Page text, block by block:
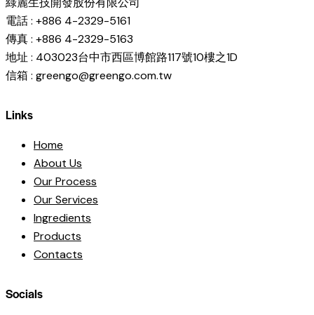
電話 : +886 4-2329-5161
傳真 : +886 4-2329-5163
地址 : 403023台中市西區博館路117號10樓之1D
信箱 : greengo@greengo.com.tw
Links
Home
About Us
Our Process
Our Services
Ingredients
Products
Contacts
Socials